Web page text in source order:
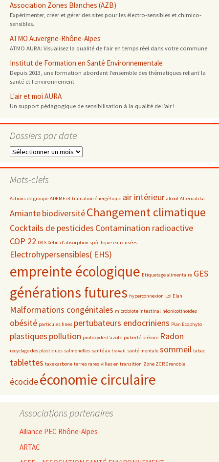
Association Zones Blanches (AZB)
Expérimenter, créer et gérer des sites pour les électro-sensibles et chimico-
sensibles.
ATMO Auvergne-Rhône-Alpes
ATMO AURA: Visualisez la qualité de l’air en temps réel dans votre commune.
Institut de Formation en Santé Environnementale
Depuis 2013, une formation abordant l’ensemble des thématiques reliant la
santé et l’environnement
L'air et moi AURA
Un support pédagogique de sensibilisation à la qualité de l’air !
Dossiers par date
Dossiers
date
Mots-clefs
Actions de groupe ADEME et transition énergétique air intérieur alcool Alternatiba
AmiantebiodiversitéChangement climatique
Cocktails de pesticides Contamination radioactive
COP 22 DAS Débit d'absorption spécifique eaux usées
Electrohypersensibles( EHS)
empreinte écologique Etiquetage alimentaire GES
générations futures hyperconnexion Loi Elan
Malformations congénitales microbiote intestinal néonicotinoïdes
obésité particules fines pertubateurs endocriniens Plan Ecophyto
plastiques pollution protoxyde d'azote puberté précoce Radon
recyclage des plastiques salmonelles santé au travail santé mentale sommeil tabac
tablettes taxe carbone terres rares villes en transition Zone ZCR Grenoble
écocideéconomie circulaire
Associations partenaires
Alliance PEC Rhône-Alpes
ARTAC